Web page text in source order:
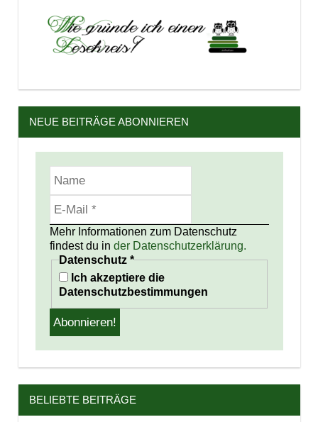
NEUE BEITRÄGE ABONNIEREN
Mehr Informationen zum Datenschutz
findest du in der Datenschutzerklärung.
Datenschutz *
Ich akzeptiere die
Datenschutzbestimmungen
BELIEBTE BEITRÄGE